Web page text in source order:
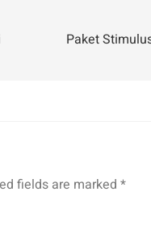
Paket
fields are marked *